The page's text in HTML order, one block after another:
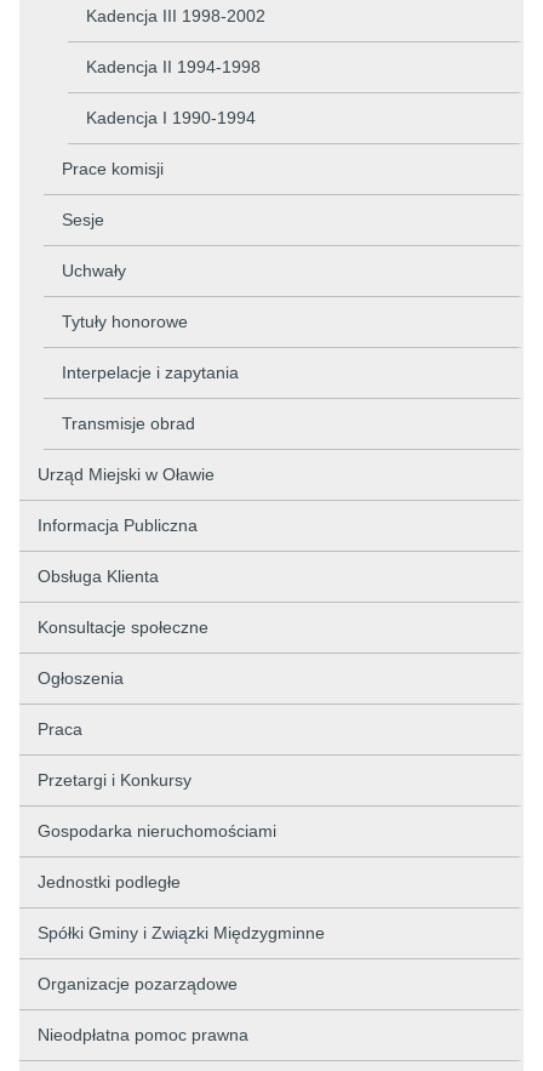
Kadencja III 1998-2002
Kadencja II 1994-1998
Kadencja I 1990-1994
Prace komisji
Sesje
Uchwały
Tytuły honorowe
Interpelacje i zapytania
Transmisje obrad
Urząd Miejski w Oławie
Informacja Publiczna
Obsługa Klienta
Konsultacje społeczne
Ogłoszenia
Praca
Przetargi i Konkursy
Gospodarka nieruchomościami
Jednostki podległe
Spółki Gminy i Związki Międzygminne
Organizacje pozarządowe
Nieodpłatna pomoc prawna